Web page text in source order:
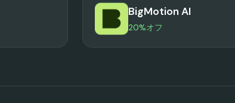
BigMotion AI
20%オフ